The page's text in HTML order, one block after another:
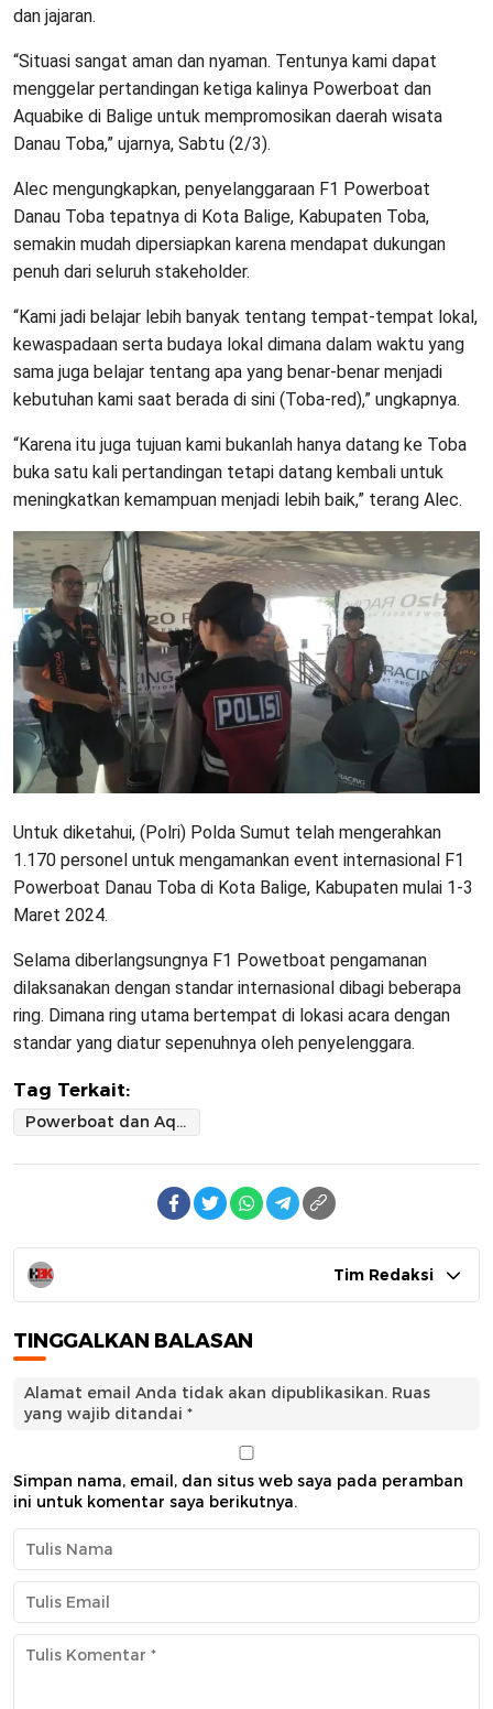
dan jajaran.
“Situasi sangat aman dan nyaman. Tentunya kami dapat
menggelar pertandingan ketiga kalinya Powerboat dan
Aquabike di Balige untuk mempromosikan daerah wisata
Danau Toba,” ujarnya, Sabtu (2/3).
Alec mengungkapkan, penyelanggaraan F1 Powerboat
Danau Toba tepatnya di Kota Balige, Kabupaten Toba,
semakin mudah dipersiapkan karena mendapat dukungan
penuh dari seluruh stakeholder.
“Kami jadi belajar lebih banyak tentang tempat-tempat lokal,
kewaspadaan serta budaya lokal dimana dalam waktu yang
sama juga belajar tentang apa yang benar-benar menjadi
kebutuhan kami saat berada di sini (Toba-red),” ungkapnya.
“Karena itu juga tujuan kami bukanlah hanya datang ke Toba
buka satu kali pertandingan tetapi datang kembali untuk
meningkatkan kemampuan menjadi lebih baik,” terang Alec.
Untuk diketahui, (Polri) Polda Sumut telah mengerahkan
1.170 personel untuk mengamankan event internasional F1
Powerboat Danau Toba di Kota Balige, Kabupaten mulai 1-3
Maret 2024.
Selama diberlangsungnya F1 Powetboat pengamanan
dilaksanakan dengan standar internasional dibagi beberapa
ring. Dimana ring utama bertempat di lokasi acara dengan
standar yang diatur sepenuhnya oleh penyelenggara.
Tag Terkait:
Powerboat dan Aquabike di Balige
Tim Redaksi
TINGGALKAN BALASAN
Alamat email Anda tidak akan dipublikasikan. Ruas
yang wajib ditandai *
Simpan nama, email, dan situs web saya pada peramban
ini untuk komentar saya berikutnya.